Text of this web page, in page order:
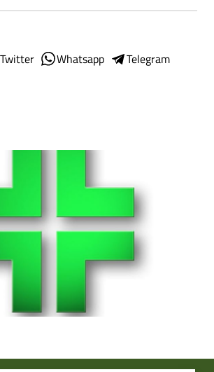
Twitter Whatsapp
Telegram